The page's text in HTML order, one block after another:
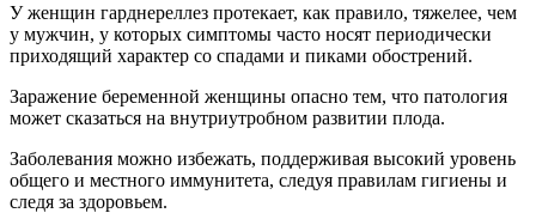
У женщин гарднереллез протекает, как правило, тяжелее, чем
у мужчин, у которых симптомы часто носят периодически
приходящий характер со спадами и пиками обострений.
Заражение беременной женщины опасно тем, что патология
может сказаться на внутриутробном развитии плода.
Заболевания можно избежать, поддерживая высокий уровень
общего и местного иммунитета, следуя правилам гигиены и
следя за здоровьем.